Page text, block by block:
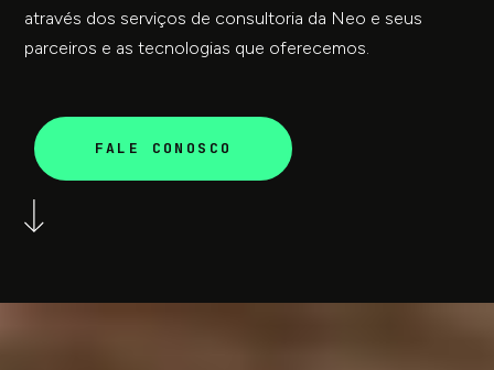
através dos serviços de consultoria da Neo e seus
parceiros e as tecnologias que oferecemos.
FALE CONOSCO